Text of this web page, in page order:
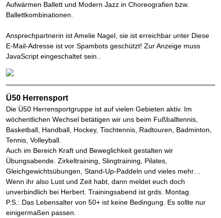
Aufwärmen Ballett und Modern Jazz in Choreografien bzw.
Ballettkombinationen.
Ansprechpartnerin ist Amelie Nagel, sie ist erreichbar unter Diese
E-Mail-Adresse ist vor Spambots geschützt! Zur Anzeige muss
JavaScript eingeschaltet sein.
Ü50 Herrensport
Die Ü50 Herrensportgruppe ist auf vielen Gebieten aktiv. Im
wöchentlichen Wechsel betätigen wir uns beim Fußballtennis,
Basketball, Handball, Hockey, Tischtennis, Radtouren, Badminton,
Tennis, Volleyball.
Auch im Bereich Kraft und Beweglichkeit gestalten wir
Übungsabende. Zirkeltraining, Slingtraining, Pilates,
Gleichgewichtsübungen, Stand-Up-Paddeln und vieles mehr…
Wenn ihr also Lust und Zeit habt, dann meldet euch doch
unverbindlich bei Herbert. Trainingsabend ist grds. Montag.
P.S.: Das Lebensalter von 50+ ist keine Bedingung. Es sollte nur
einigermaßen passen.